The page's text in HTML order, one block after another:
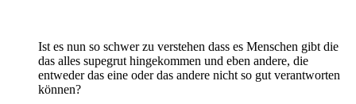
Ist es nun so schwer zu verstehen dass es Menschen gibt die
das alles supegrut hingekommen und eben andere, die
entweder das eine oder das andere nicht so gut verantworten
können?